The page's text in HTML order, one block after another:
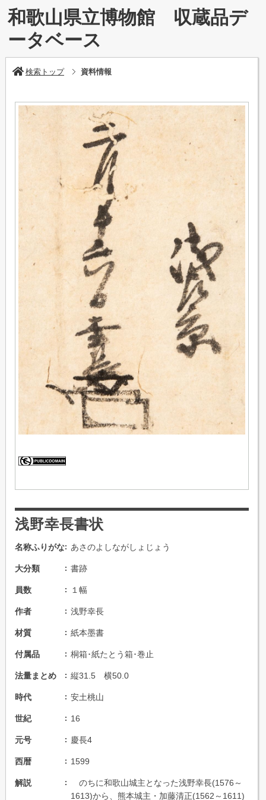
和歌山県立博物館 収蔵品デ
ータベース
検索トップ 資料情報
浅野幸長書状
名称ふりがな あさのよしながしょじょう
大分類 書跡
員数 １幅
作者 浅野幸長
材質 紙本墨書
付属品 桐箱･紙たとう箱･巻止
法量まとめ 縦31.5 横50.0
時代 安土桃山
世紀 16
元号 慶長4
西暦 1599
解説
のちに和歌山城主となった浅野幸長(1576～
1613)から、熊本城主・加藤清正(1562～1611)